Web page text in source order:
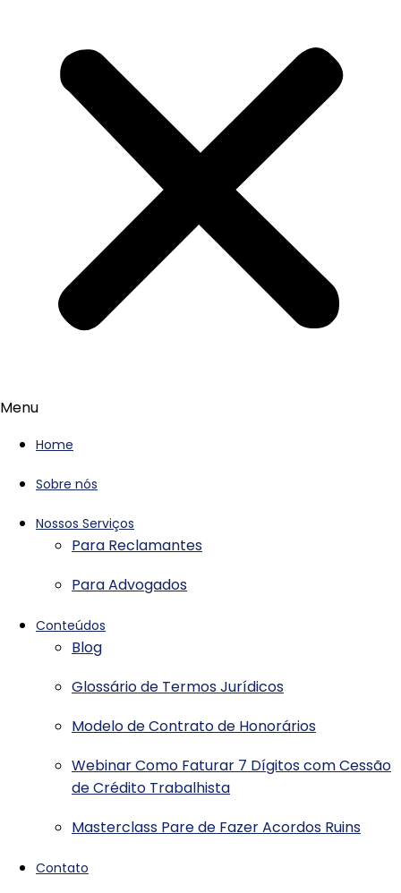
Menu
Home
Sobre nós
Nossos Serviços
Para Reclamantes
Para Advogados
Conteúdos
Blog
Glossário de Termos Jurídicos
Modelo de Contrato de Honorários
Webinar Como Faturar 7 Dígitos com Cessão
de Crédito Trabalhista
Masterclass Pare de Fazer Acordos Ruins
Contato